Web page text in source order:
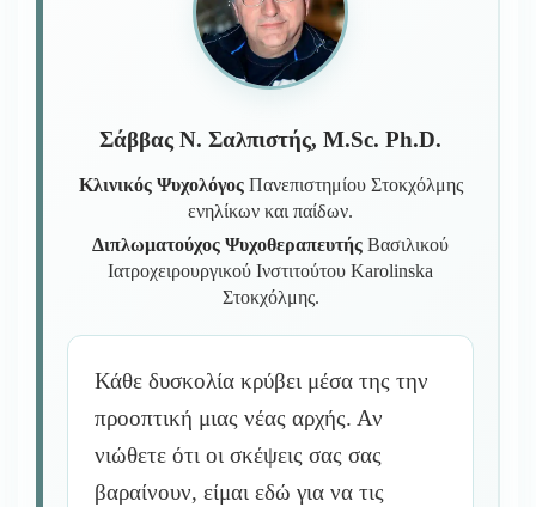
Σάββας Ν. Σαλπιστής, M.Sc. Ph.D.
Κλινικός ΨυχολόγοςΠανεπιστημίου Στοκχόλμης
ενηλίκων και παίδων.
Διπλωματούχος Ψυχοθεραπευτής Βασιλικού
Ιατροχειρουργικού Ινστιτούτου Karolinska
Στοκχόλμης.
Κάθε δυσκολία κρύβει μέσα της την
προοπτική μιας νέας αρχής. Αν
νιώθετε ότι οι σκέψεις σας σας
βαραίνουν, είμαι εδώ για να τις